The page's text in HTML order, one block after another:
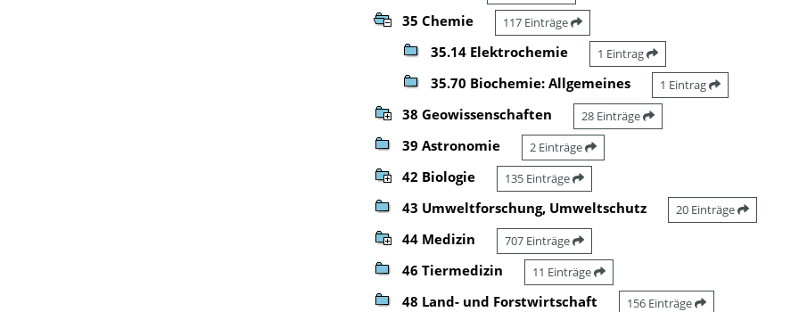
35 Chemie 117 Einträge
35.14 Elektrochemie 1 Eintrag
35.70 Biochemie: Allgemeines 1 Eintrag
38 Geowissenschaften 28 Einträge
39 Astronomie 2 Einträge
42 Biologie 135 Einträge
43 Umweltforschung, Umweltschutz 20 Einträge
44 Medizin 707 Einträge
46 Tiermedizin 11 Einträge
48 Land- und Forstwirtschaft 156 Einträge